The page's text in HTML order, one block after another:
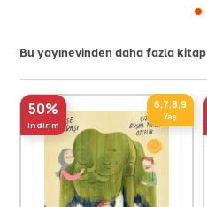
Bu yayınevinden daha fazla kitap
50%
indirim
6,7,8,9
Yaş